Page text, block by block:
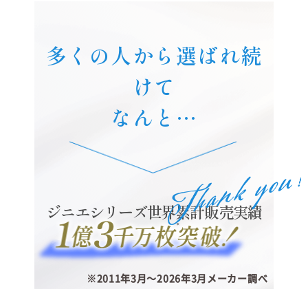
多くの人から選ばれ続
けて
なんと…
ジニエシリーズ世界累計販売実績
※2011年3月～2026年3月メーカー調べ